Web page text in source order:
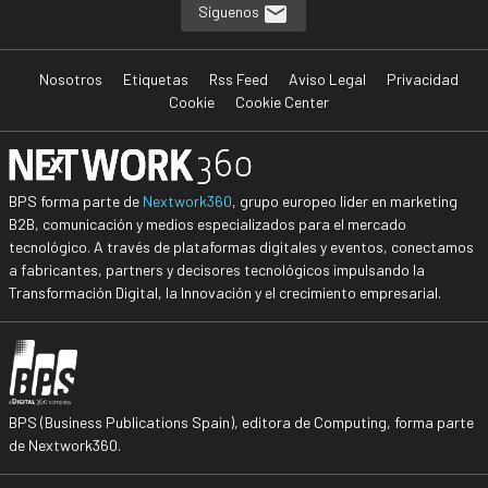
Síguenos
Nosotros Etiquetas Rss Feed Aviso Legal
Privacidad
Cookie
Cookie Center
BPS forma parte de Nextwork360, grupo europeo líder en marketing
B2B, comunicación y medios especializados para el mercado
tecnológico. A través de plataformas digitales y eventos, conectamos
a fabricantes, partners y decisores tecnológicos impulsando la
Transformación Digital, la Innovación y el crecimiento empresarial.
BPS (Business Publications Spain), editora de Computing, forma parte
de Nextwork360.